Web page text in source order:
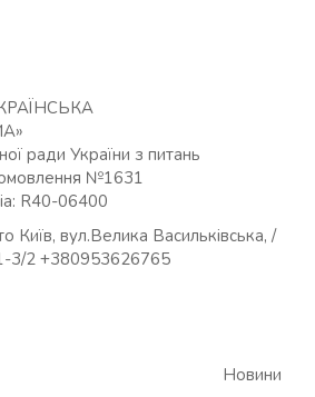
ради України з питань
№1631
R40-06400
Київ, вул.Велика Васильківська, /
3/2 +380953626765
Новини